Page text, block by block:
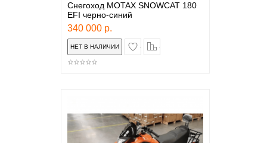
Снегоход MOTAX SNOWCAT 180
EFI черно-синий
340 000 р.
в закладки